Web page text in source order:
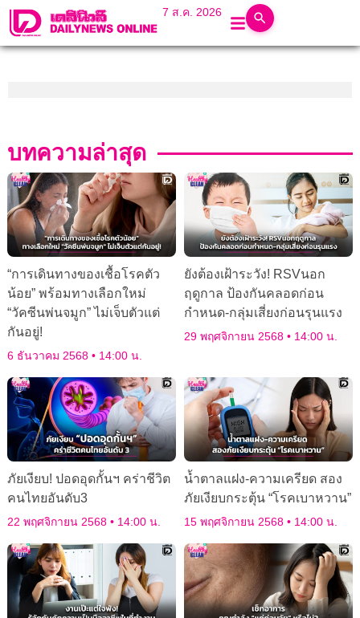
7 ส.ค. 2026
บทความล่าสุด
“การเดินทางของเชื้อโรคตัว
น้อย” พร้อมทางเลือกใหม่
“วัคซีนพ่นจมูก” ไม่เจ็บตัวแต่
กันอยู่!
6 ธันวาคม 2568 14:00 น.
ยังต้องเฝ้าระวัง! RSVนอก
ฤดูกาล ป้องกันคลอดก่อน
กำหนด-กลุ่มเสี่ยงก่อนรุนแรง
29 พฤศจิกายน 2568 14:00 น.
ภัยเงียบ! ปอดอุดกั้นฯ คร่าชีวิต
คนไทยอันดับ3
22 พฤศจิกายน 2568 14:00 น.
น้ำตาลแฝง-ความเครียด สอง
ภัยเงียบกระตุ้น “โรคเบาหวาน”
15 พฤศจิกายน 2568 14:00 น.